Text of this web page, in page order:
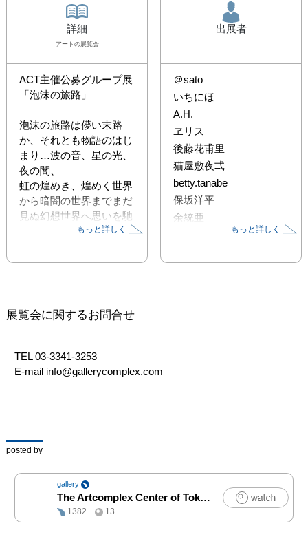
詳細
アート の展覧会
ACT主催公募グループ展
「泡沫の旅路」
泡沫の旅路は儚い末路
か、それとも物語のはじ
まり…波の音、星の光、
夜の闇、
虹の煌めき、煌めく世界
から暗闇の世界までまだ
見ぬ幻想世界へ思いを馳
へ、泡沫の旅路は夢や幻
■ 会期
11:00-19:00 ※最終日は
17:00まで
■ 会場
The Artcomplex Center of
Tokyo
160-0015 東京都新宿区
大京町12-9 2F ACT2
TEL 03-3341-3253
もっと詳しく
出展者
＠sato
いちにほ
A.H.
ヱリス
後藤花甫里
猫屋敷夜弌
betty.tanabe
保坂洋平
余統亜
もっと詳しく
展覧会に関するお問合せ
TEL 03-3341-3253
E-mail info@gallerycomplex.com
posted by
gallery
The Artcomplex Center of Tokyo
アート
1382
13